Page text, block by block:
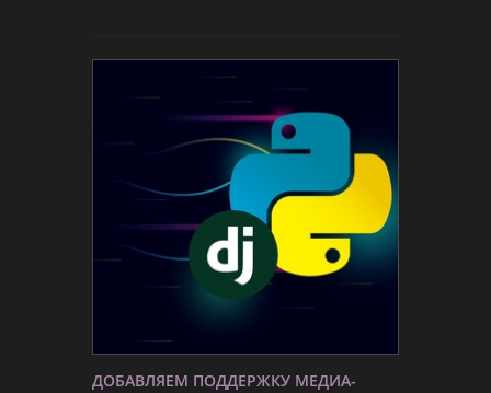
ДОБАВЛЯЕМ ПОДДЕРЖКУ МЕДИА-